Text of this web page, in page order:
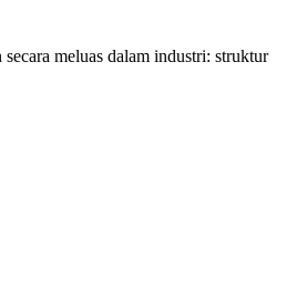
meluas dalam industri: struktur